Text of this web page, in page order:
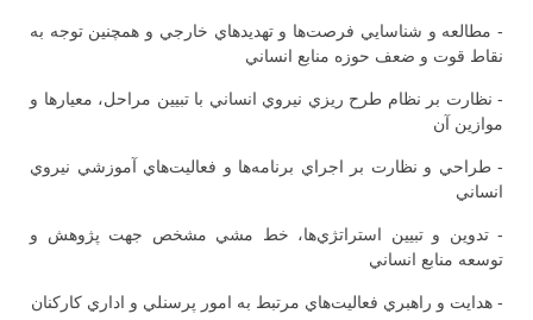
- مطالعه و شناسايي فرصت‌ها و تهديدهاي خارجي و همچنين توجه به
نقاط قوت و ضعف حوزه منابع انساني
- نظارت بر نظام طرح ريزي نيروي انساني با تبيين مراحل، معيارها و
موازين آن
- طراحي و نظارت بر اجراي برنامه‌ها و فعاليت‌هاي آموزشي نيروي
انساني
- تدوين و تبيين استراتژي‌ها، خط مشي مشخص جهت پژوهش و
توسعه منابع انساني
- هدايت و راهبري فعاليت‌هاي مرتبط به امور پرسنلي و اداري كاركنان